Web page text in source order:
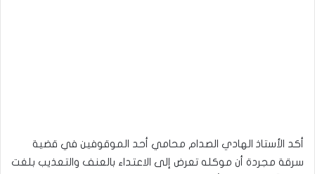
أكد الأستاذ الهادي الصدام محامي أحد الموقوفين في قضية
سرقة مجردة أن موكله تعرض إلى الاعتداء بالعنف والتعذيب بلغت